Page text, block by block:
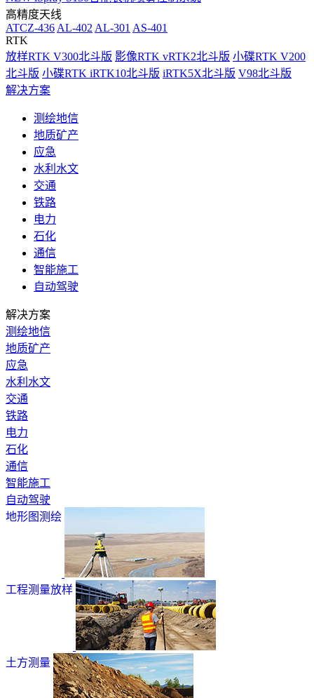
高精度天线
ATCZ-436 AL-402 AL-301 AS-401
RTK
放样RTK V300北斗版 影像RTK vRTK2北斗版 小碟RTK V200
北斗版 小碟RTK iRTK10北斗版 iRTK5X北斗版 V98北斗版
解决方案
测绘地信
地质矿产
应急
水利水文
交通
铁路
电力
石化
通信
智能施工
自动驾驶
解决方案
测绘地信
地质矿产
应急
水利水文
交通
铁路
电力
石化
通信
智能施工
自动驾驶
地形图测绘
工程测量放样
土方测量